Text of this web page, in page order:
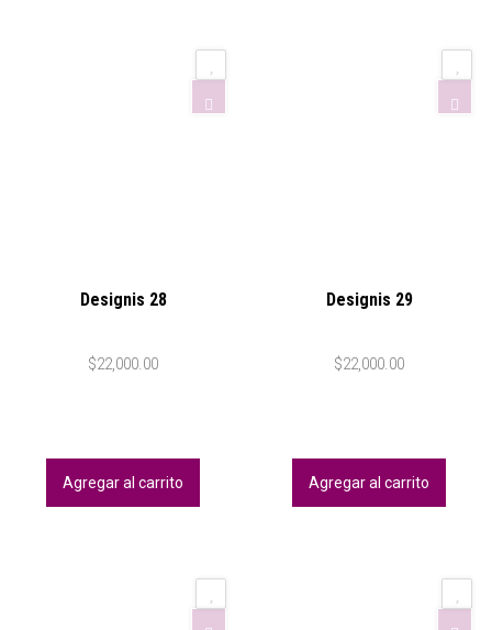
Designis 28
$22,000.00
Agregar al carrito
Designis 29
$22,000.00
Agregar al carrito